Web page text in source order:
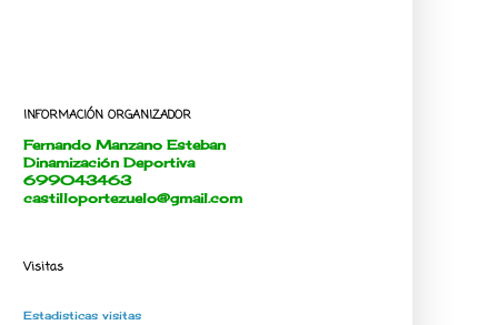
INFORMACIÓN ORGANIZADOR
Fernando Manzano Esteban
Dinamización Deportiva
699043463
castilloportezuelo@gmail.com
Visitas
Estadisticas visitas